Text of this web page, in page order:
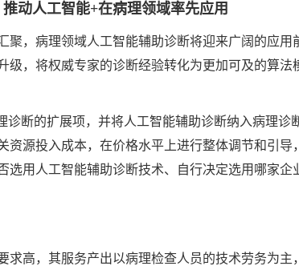
动人工智能+在病理领域率先应用
聚，病理领域人工智能辅助诊断将迎来广阔的应用
级，将权威专家的诊断经验转化为更加可及的算法
诊断的扩展项，并将人工智能辅助诊断纳入病理诊
资源投入成本，在价格水平上进行整体调节和引导
选用人工智能辅助诊断技术、自行决定选用哪家企
高，其服务产出以病理检查人员的技术劳务为主